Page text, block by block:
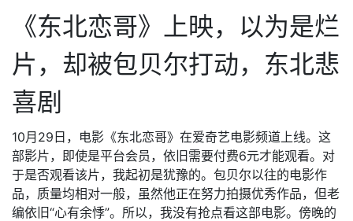
《东北恋哥》上映，以为是烂
片，却被包贝尔打动，东北悲
喜剧
10月29日，电影《东北恋哥》在爱奇艺电影频道上线。这
部影片，即使是平台会员，依旧需要付费6元才能观看。对
于是否观看该片，我起初是犹豫的。包贝尔以往的电影作
品，质量均相对一般，虽然他正在努力拍摄优秀作品，但老
编依旧“心有余悸”。所以，我没有抢点看这部电影。傍晚的